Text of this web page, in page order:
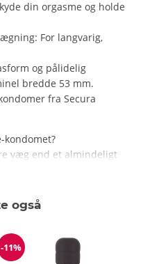
din orgasme og holde
For langvarig,
og pålidelig
bredde 53 mm.
fra Secura
kondomet?
væg end et almindeligt
mod glans og
gel med benzokain, som
et silikonesmøremiddel af
og dobbelt sikker!
også
Rabat
-11%